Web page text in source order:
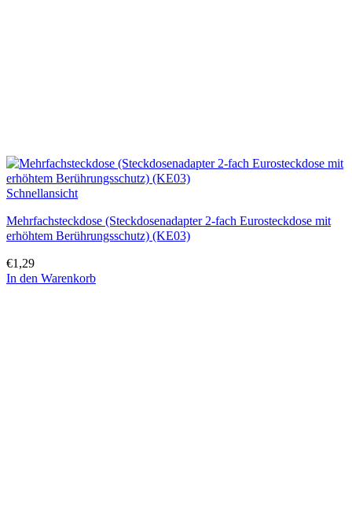
Schnellansicht
Mehrfachsteckdose (Steckdosenadapter 2-fach Eurosteckdose mit
erhöhtem Berührungsschutz) (KE03)
€1,29
In den Warenkorb